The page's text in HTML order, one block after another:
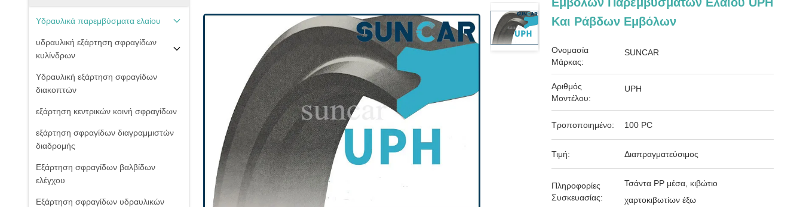
Υδραυλικά παρεμβύσματα ελαίου
υδραυλική εξάρτηση σφραγίδων
κυλίνδρων
Υδραυλική εξάρτηση σφραγίδων
διακοπτών
εξάρτηση κεντρικών κοινή σφραγίδων
εξάρτηση σφραγίδων διαγραμμιστών
διαδρομής
Εξάρτηση σφραγίδων βαλβίδων
ελέγχου
Εξάρτηση σφραγίδων υδραυλικών
Και Ράβδων Εμβόλων
Ονομασία
Μάρκας:
SUNCAR
Αριθμός
Μοντέλου:
UPH
Τροποποιημένο: 100 PC
Τιμή: Διαπραγματεύσιμος
Πληροφορίες
Συσκευασίας:
Τσάντα PP μέσα, κιβώτιο
χαρτοκιβωτίων έξω